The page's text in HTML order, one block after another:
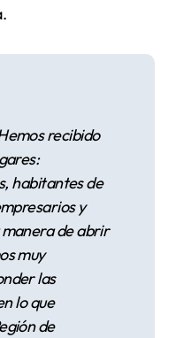
recibido
habitantes de
y
de abrir
muy
las
lo que
de